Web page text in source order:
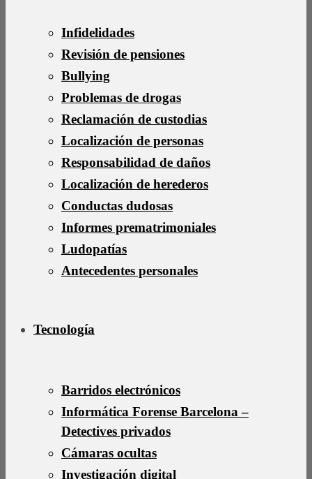
Infidelidades
Revisión de pensiones
Bullying
Problemas de drogas
Reclamación de custodias
Localización de personas
Responsabilidad de daños
Localización de herederos
Conductas dudosas
Informes prematrimoniales
Ludopatías
Antecedentes personales
Tecnología
Barridos electrónicos
Informática Forense Barcelona –
Detectives privados
Cámaras ocultas
Investigación digital